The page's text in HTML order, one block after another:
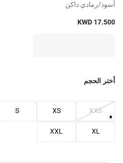
أسود/رمادي داكن
KWD 17.500
أختر الحجم
XXS
XS
S
XL
XXL